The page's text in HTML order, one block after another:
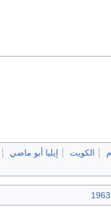
الكويت إيليا أبو ماضي